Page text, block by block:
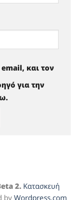
και τον
για την
2. Κατασκευή
by Wordpress.com